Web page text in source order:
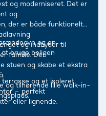
og moderniseret. Det er
og
der er både funktionelt
og indbyder til
familie. Der
stuen og skabe et ekstra
og tilhørende lille walk-in-
og en
bruge boligen
og et isoleret
– perfekt
eller lignende.